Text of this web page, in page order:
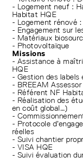
- Logement neuf :
Habitat HQE
- Logement rénové
- Engagement sur
- Matériaux
- Photovoltaïque
Missions
- Assistance à
HQE
- Gestion des
- BREEAM
- Référent NF
- Réalisation des
en coût global…)
-
- Protocole
réelles
- Suivi chantier
- VISA HQE
- Suivi évaluation